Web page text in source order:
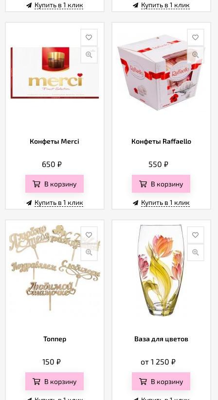
Купить в 1 клик Купить в 1 клик
Конфеты Merci
650 ₽
В корзину
Купить в 1 клик
Конфеты Raffaello
550 ₽
В корзину
Купить в 1 клик
Топпер
150₽
В корзину
Ваза для цветов
от 1 250₽
В корзину